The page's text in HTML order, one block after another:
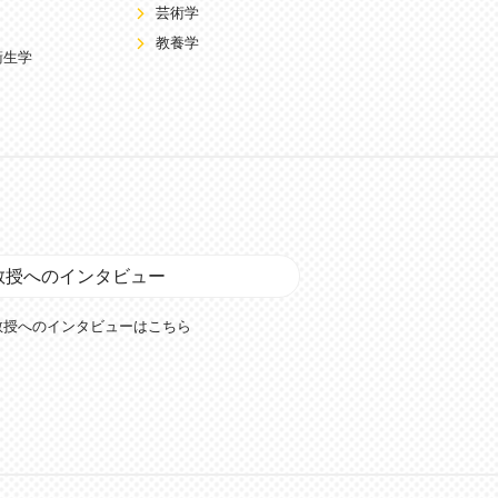
生学
芸術学
教養学
授へのインタビュー
授へのインタビューはこちら